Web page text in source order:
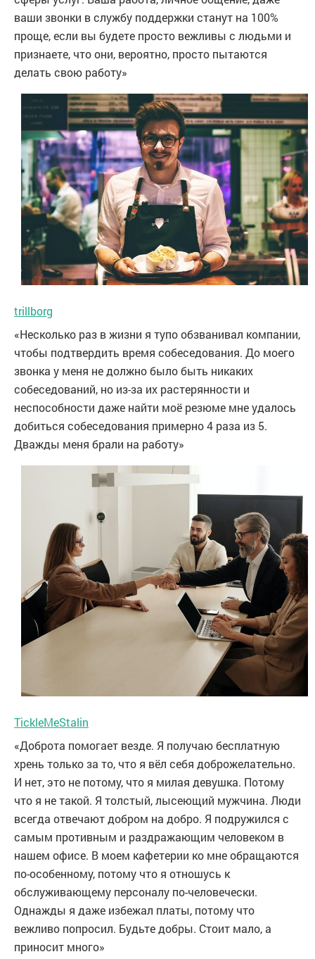
ваши звонки в службу поддержки станут на 100%
проще, если вы будете просто вежливы с людьми и
признаете, что они, вероятно, просто пытаются
делать свою работу»
trillborg
«Несколько раз в жизни я тупо обзванивал компании,
чтобы подтвердить время собеседования. До моего
звонка у меня не должно было быть никаких
собеседований, но из-за их растерянности и
неспособности даже найти моё резюме мне удалось
добиться собеседования примерно 4 раза из 5.
Дважды меня брали на работу»
TickleMeStalin
«Доброта помогает везде. Я получаю бесплатную
хрень только за то, что я вёл себя доброжелательно.
И нет, это не потому, что я милая девушка. Потому
что я не такой. Я толстый, лысеющий мужчина. Люди
всегда отвечают добром на добро. Я подружился с
самым противным и раздражающим человеком в
нашем офисе. В моем кафетерии ко мне обращаются
по-особенному, потому что я отношусь к
обслуживающему персоналу по-человечески.
Однажды я даже избежал платы, потому что
вежливо попросил. Будьте добры. Стоит мало, а
приносит много»